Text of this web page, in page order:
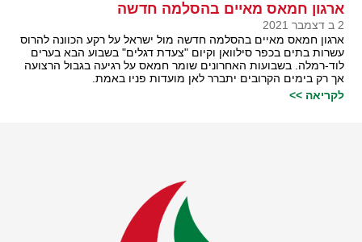
ארגון חמאס מאיים בהסלמה חדשה
2 ב דצמבר 2021
ארגון חמאס מאיים בהסלמה חדשה מול ישראל על רקע הכוונה להרוס
עשרות בתים בכפר סילוואן וקיום "צעדת דגלים" בשבוע הבא בערים
לוד-רמלה. בשבועות האחרונים שומר חמאס על רגיעה בגבול הרצועה
אך רק בימים הקרובים יתברר לאן מועדות פניו באמת.
לקריאה >>